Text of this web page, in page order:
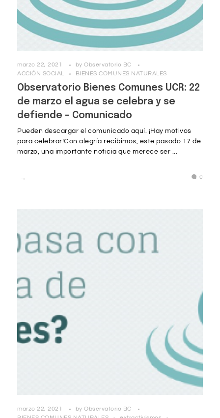
marzo 22, 2021 by Observatorio BC
ACCIÓN SOCIAL
BIENES COMUNES NATURALES
Observatorio Bienes Comunes UCR: 22
de marzo el agua se celebra y se
defiende – Comunicado
Pueden descargar el comunicado aquí. ¡Hay motivos
para celebrar!Con alegría recibimos, este pasado 17 de
marzo, una importante noticia que merece ser ...
0
marzo 22, 2021 by Observatorio BC